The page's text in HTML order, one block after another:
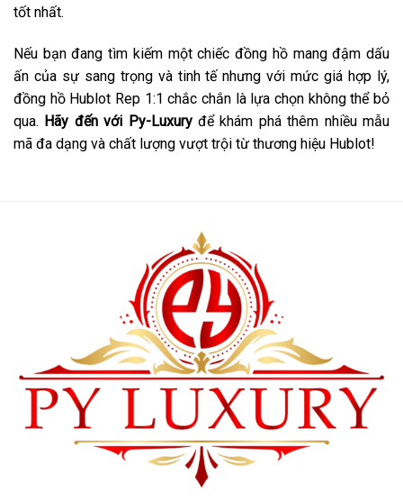
tốt nhất.
Nếu bạn đang tìm kiếm một chiếc đồng hồ mang đậm dấu
ấn của sự sang trọng và tinh tế nhưng với mức giá hợp lý,
đồng hồ Hublot Rep 1:1 chắc chắn là lựa chọn không thể bỏ
qua. Hãy đến với Py-Luxuryđể khám phá thêm nhiều mẫu
mã đa dạng và chất lượng vượt trội từ thương hiệu Hublot!